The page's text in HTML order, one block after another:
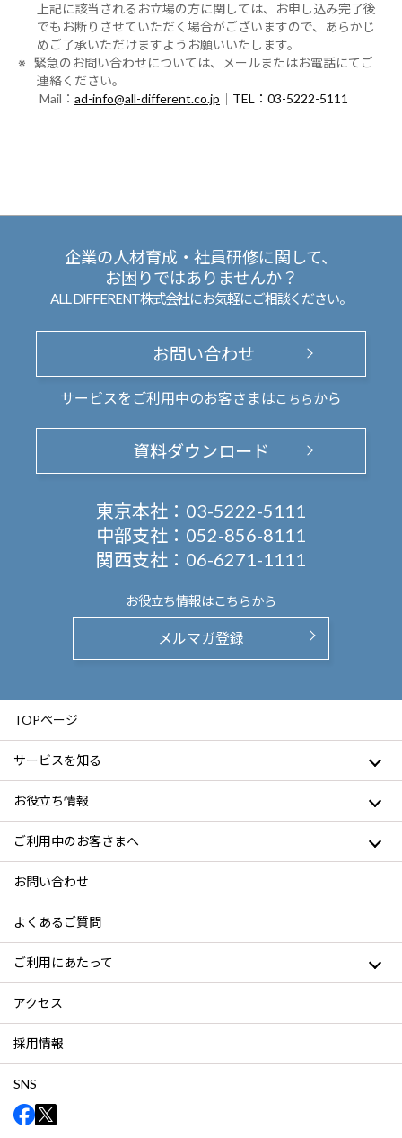
上記に該当されるお立場の方に関しては、お申し込み完了後
でもお断りさせていただく場合がございますので、あらかじ
めご了承いただけますようお願いいたします。
※ 緊急のお問い合わせについては、メールまたはお電話にてご
連絡ください。
Mail： ad-info@all-different.co.jp TEL：03-5222-5111
企業の人材育成・社員研修に関して、
お困りではありませんか？
ALL DIFFERENT株式会社にお気軽にご相談ください。
お問い合わせ
サービスをご利用中のお客さまはこちらから
資料ダウンロード
東京本社： 03-5222-5111
中部支社： 052-856-8111
関西支社： 06-6271-1111
お役立ち情報はこちらから
メルマガ登録
TOPページ
サービスを知る
お役立ち情報
ご利用中のお客さまへ
お問い合わせ
よくあるご質問
ご利用にあたって
アクセス
採用情報
SNS